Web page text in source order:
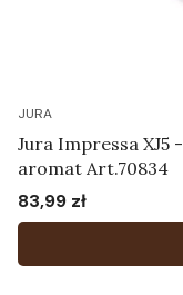
JURA
Jura Impressa XJ5
aromat Art.70834
Cena
83,99 zł